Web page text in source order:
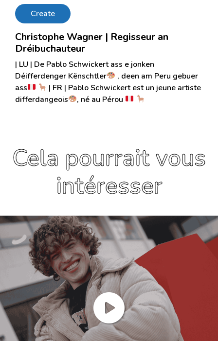
Create
Christophe Wagner | Regisseur an
Dréibuchauteur
| LU | De Pablo Schwickert ass e jonken
Déifferdenger Kënschtler
, deen am Peru gebuer
ass
| FR | Pablo Schwickert est un jeune artiste
differdangeois
, né au Pérou
Cela pourrait vous
intéresser